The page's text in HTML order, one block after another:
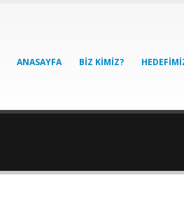
ANASAYFA BIZ KIMIZ?